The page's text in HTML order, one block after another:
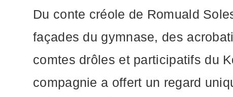
Du conte créole de Romuald
façades du gymnase, des
comtes drôles et participatifs du
compagnie a offert un regard